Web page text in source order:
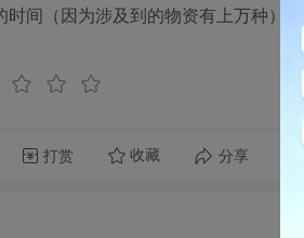
时间（因为涉及到的物资有上万种）
打赏 收藏 分享